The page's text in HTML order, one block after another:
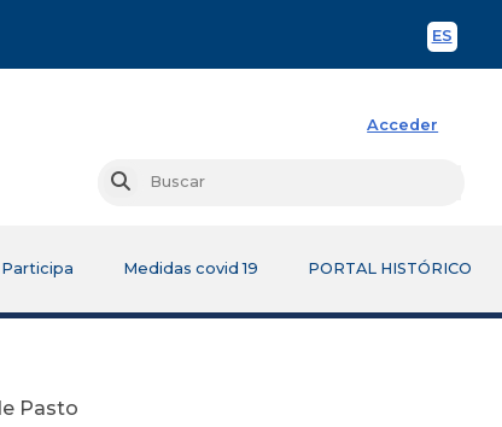
ES
Acceder
Buscar
Participa Medidas covid 19 PORTAL HISTÓRICO
Pasto